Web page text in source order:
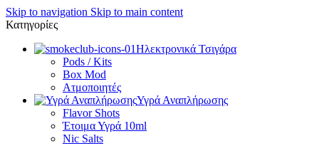
Skip to navigation Skip to main content
Κατηγορίες
Ηλεκτρονικά Τσιγάρα
Pods / Kits
Box Mod
Ατμοποιητές
Υγρά Αναπλήρωσης
Flavor Shots
Έτοιμα Υγρά 10ml
Nic Salts